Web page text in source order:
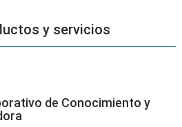
y servicios
de Conocimiento y